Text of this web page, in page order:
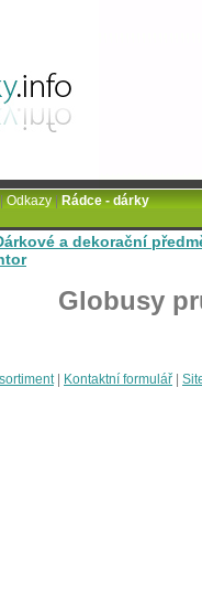
a dekorační
Globusy
| Kontaktní formulář
Odkazy|Rádce - dárky